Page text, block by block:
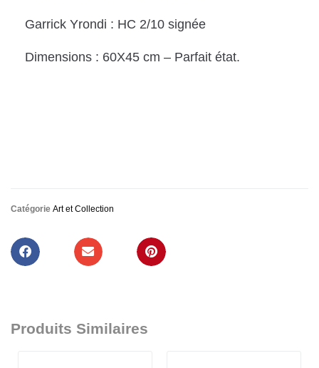
Garrick Yrondi : HC 2/10 signée
Dimensions : 60X45 cm – Parfait état.
Catégorie Art et Collection
Produits Similaires